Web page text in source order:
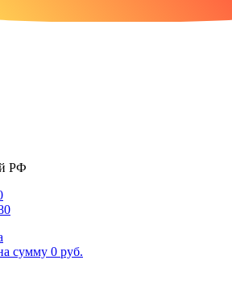
РФ
сумму 0 руб.